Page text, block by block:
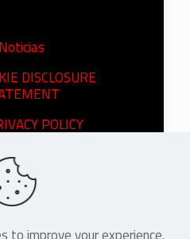
Noticias
DISCLOSURE
POLICY